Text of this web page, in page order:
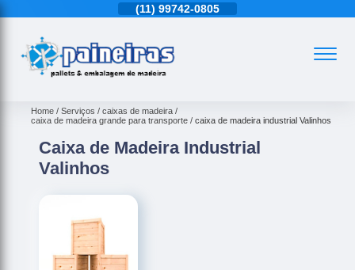
(11) 99742-0805
Home Serviços
caixas de madeira
caixa de madeira grande para transporte
caixa de madeira industrial Valinhos
Caixa de Madeira Industrial
Valinhos